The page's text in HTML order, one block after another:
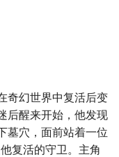
奇幻世界中复活后变
后醒来开始，他发现
墓穴，面前站着一位
复活的守卫。主角